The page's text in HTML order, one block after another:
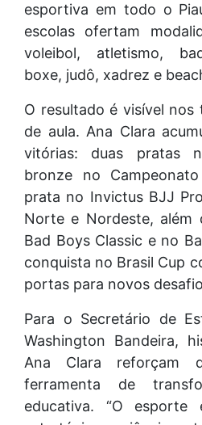
esportiva em todo o
escolas ofertam
voleibol, atletismo,
boxe, judô, xadrez e
O resultado é visível nos
de aula. Ana Clara
vitórias: duas pratas
bronze no
prata no Invictus BJJ
Norte e Nordeste, além
Bad Boys Classic e no
conquista no Brasil Cup
portas para novos
Para o Secretário de
Washington Bandeira,
Ana Clara reforçam
ferramenta de
educativa. “O esporte